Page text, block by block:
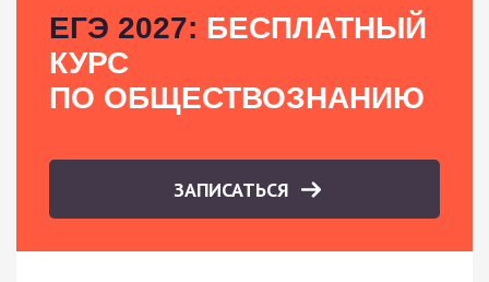
ЕГЭ 2027: БЕСПЛАТНЫЙ
КУРС
ПО ОБЩЕСТВОЗНАНИЮ
ЗАПИСАТЬСЯ